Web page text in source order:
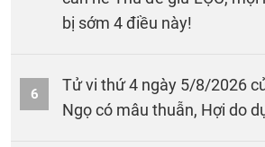
bị sớm 4 điều này!
6
Tử vi thứ 4 ngày 5/8/2026
Ngọ có mâu thuẫn, Hợi do